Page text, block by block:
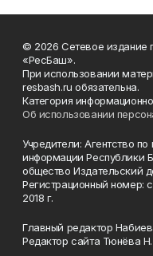
© 2026 Сетевое издание
«РесБаш».
При использовании
resbash.ru обязательна.
Категория
Об использовании
Учредители: Агентство
информации Республики
общество Издательский
Регистрационный
2018 г.
Главный редактор
Редактор сайта Тюнёва Н.